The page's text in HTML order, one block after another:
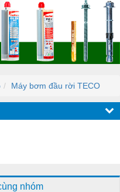
Máy bơm đầu rời TECO
nhóm